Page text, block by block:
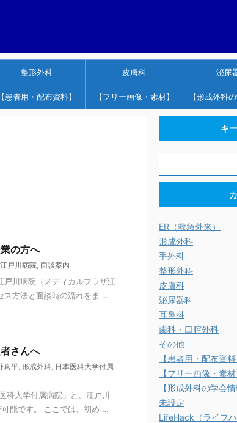
整形外科 皮膚科 泌尿
【患者用・配布資料】 【フリー画像・素材】 【形成外科
の方へ
江戸川病院, 面談案内
川病院（メディカルプラザ江
ス方法と面談時の流れをま …
さんへ
真平, 形成外科, 日本医科大学付属
科大学付属病院」と、江戸川
能です。 ここでは、初め …
キ
ER（救急外来）
形成外科
手外科
整形外科
皮膚科
泌尿器科
耳鼻科
歯科・口腔外科
その他
【患者用・配布資料
【フリー画像・素材
【形成外科の学会情
未設定
LifeHack（ライフハ